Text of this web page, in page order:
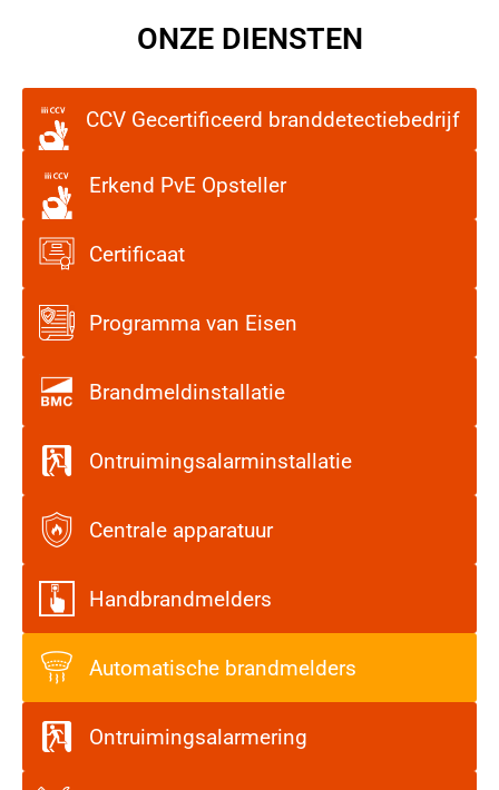
ONZE DIENSTEN
CCV Gecertificeerd branddetectiebedrijf
Erkend PvE Opsteller
Certificaat
Programma van Eisen
Brandmeldinstallatie
Ontruimingsalarminstallatie
Centrale apparatuur
Handbrandmelders
Automatische brandmelders
Ontruimingsalarmering